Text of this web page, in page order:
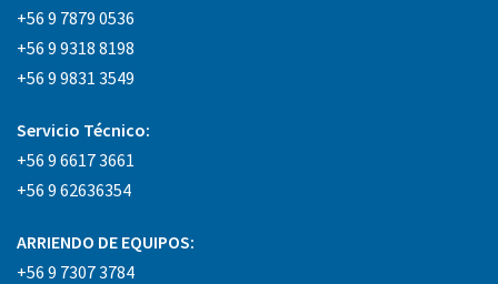
+56 9 7879 0536
+56 9 9318 8198
+56 9 9831 3549
Servicio Técnico:
+56 9 6617 3661
+56 9 62636354
ARRIENDO DE EQUIPOS:
+56 9 7307 3784